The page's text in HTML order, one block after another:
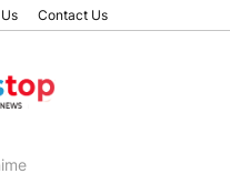
Contact Us